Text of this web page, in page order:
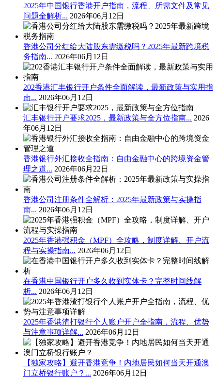
2025年中国银行香港开户指南，流程、所需文件及常见
问题全解析... 2026年06月12日
香港公司分红给大陆股东需缴税吗？2025年最新跨境税
务指南... 2026年06月12日
202香港汇丰银行开户条件全面解读，最新政策与实用指
南... 2026年06月12日
汇丰银行开户要求2025，最新政策与全方位指南... 2026
年06月12日
香港银行外汇接收全指南：自由金融中心的跨境资金管
理之道... 2026年06月22日
香港公司注册条件全解析：2025年最新政策与实操指
南... 2026年06月12日
2025年香港强积金（MPF）全攻略，制度详解、开户流
程与实操指南... 2026年06月12日
在香港中国银行开户多久收到实体卡？完整时间线解
析... 2026年06月12日
2025年香港渣打银行个人账户开户全指南，流程、优势
与注意事项详解... 2026年06月12日
【独家攻略】避开香港竞争！内地居民如何当天开通澳
门立桥银行账户？... 2026年06月12日